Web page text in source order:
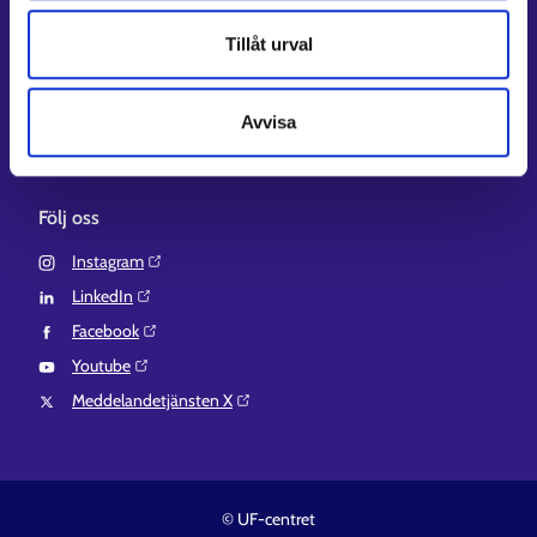
Tillåt urval
Avvisa
Work in Finland⁠
Suomi.fi-fullmakter⁠
Följ oss
Instagram⁠
LinkedIn⁠
Facebook⁠
Youtube⁠
Meddelandetjänsten X⁠
© UF-centret